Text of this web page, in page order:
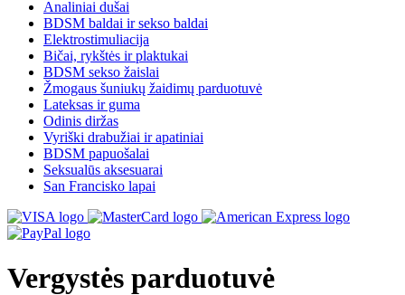
Analiniai dušai
BDSM baldai ir sekso baldai
Elektrostimuliacija
Bičai, rykštės ir plaktukai
BDSM sekso žaislai
Žmogaus šuniukų žaidimų parduotuvė
Lateksas ir guma
Odinis diržas
Vyriški drabužiai ir apatiniai
BDSM papuošalai
Seksualūs aksesuarai
San Francisko lapai
Vergystės parduotuvė